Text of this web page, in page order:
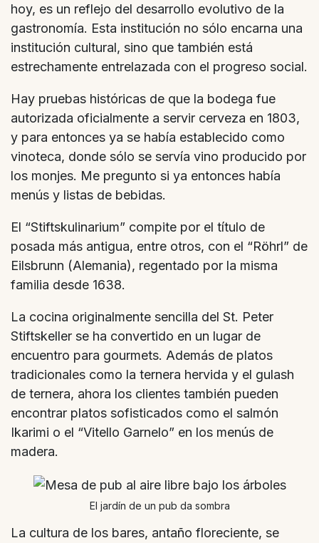
hoy, es un reflejo del desarrollo evolutivo de la
gastronomía. Esta institución no sólo encarna una
institución cultural, sino que también está
estrechamente entrelazada con el progreso social.
Hay pruebas históricas de que la bodega fue
autorizada oficialmente a servir cerveza en 1803,
y para entonces ya se había establecido como
vinoteca, donde sólo se servía vino producido por
los monjes. Me pregunto si ya entonces había
menús y listas de bebidas.
El “Stiftskulinarium” compite por el título de
posada más antigua, entre otros, con el “Röhrl” de
Eilsbrunn (Alemania), regentado por la misma
familia desde 1638.
La cocina originalmente sencilla del St. Peter
Stiftskeller se ha convertido en un lugar de
encuentro para gourmets. Además de platos
tradicionales como la ternera hervida y el gulash
de ternera, ahora los clientes también pueden
encontrar platos sofisticados como el salmón
Ikarimi o el “Vitello Garnelo” en los menús de
madera.
El jardín de un pub da sombra
La cultura de los bares, antaño floreciente, se